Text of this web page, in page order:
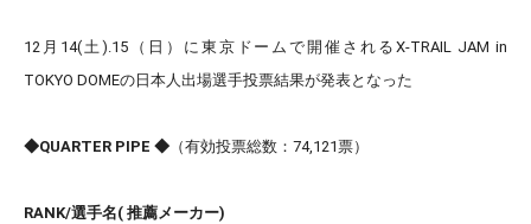
12月14(土).15（日）に東京ドームで開催されるX-TRAIL JAM in
TOKYO DOMEの日本人出場選手投票結果が発表となった
◆QUARTER PIPE ◆ （有効投票総数：74,121票）
RANK/選手名( 推薦メーカー)